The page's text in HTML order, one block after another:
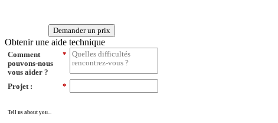
Demander un prix
Obtenir une aide technique
*
Comment
pouvons-nous
vous aider ?
*
Projet :
Tell us about you...